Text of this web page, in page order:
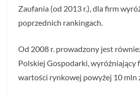
Zaufania (od 2013 r.), dla firm
poprzednich rankingach.
Od 2008 r. prowadzony jest
Polskiej Gospodarki, wyróżniający
wartości rynkowej powyżej 10 mln